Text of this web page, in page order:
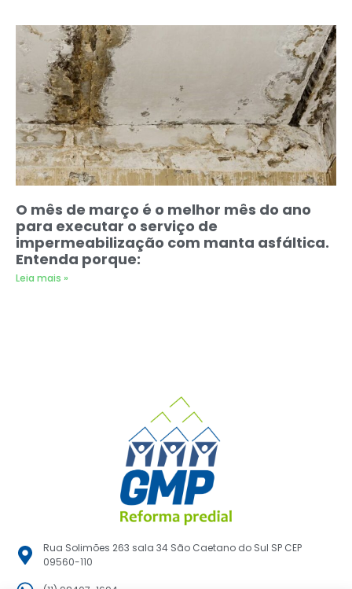
O mês de março é o melhor mês do ano
para executar o serviço de
impermeabilização com manta asfáltica.
Entenda porque:
Leia mais »
Rua Solimões 263 sala 34 São Caetano do Sul SP CEP
09560-110